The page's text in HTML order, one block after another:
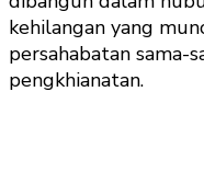
kehilangan yang
persahabatan sama-
pengkhianatan.